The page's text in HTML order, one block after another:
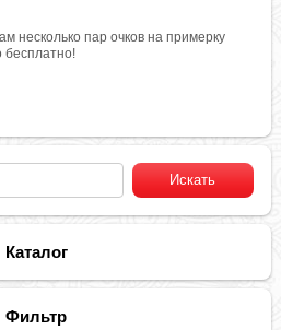
несколько пар очков на примерку
бесплатно!
Каталог
Фильтр